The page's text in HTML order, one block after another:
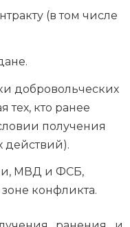
(в том числе
добровольческих
кто ранее
получения
действий).
МВД и ФСБ,
конфликта.